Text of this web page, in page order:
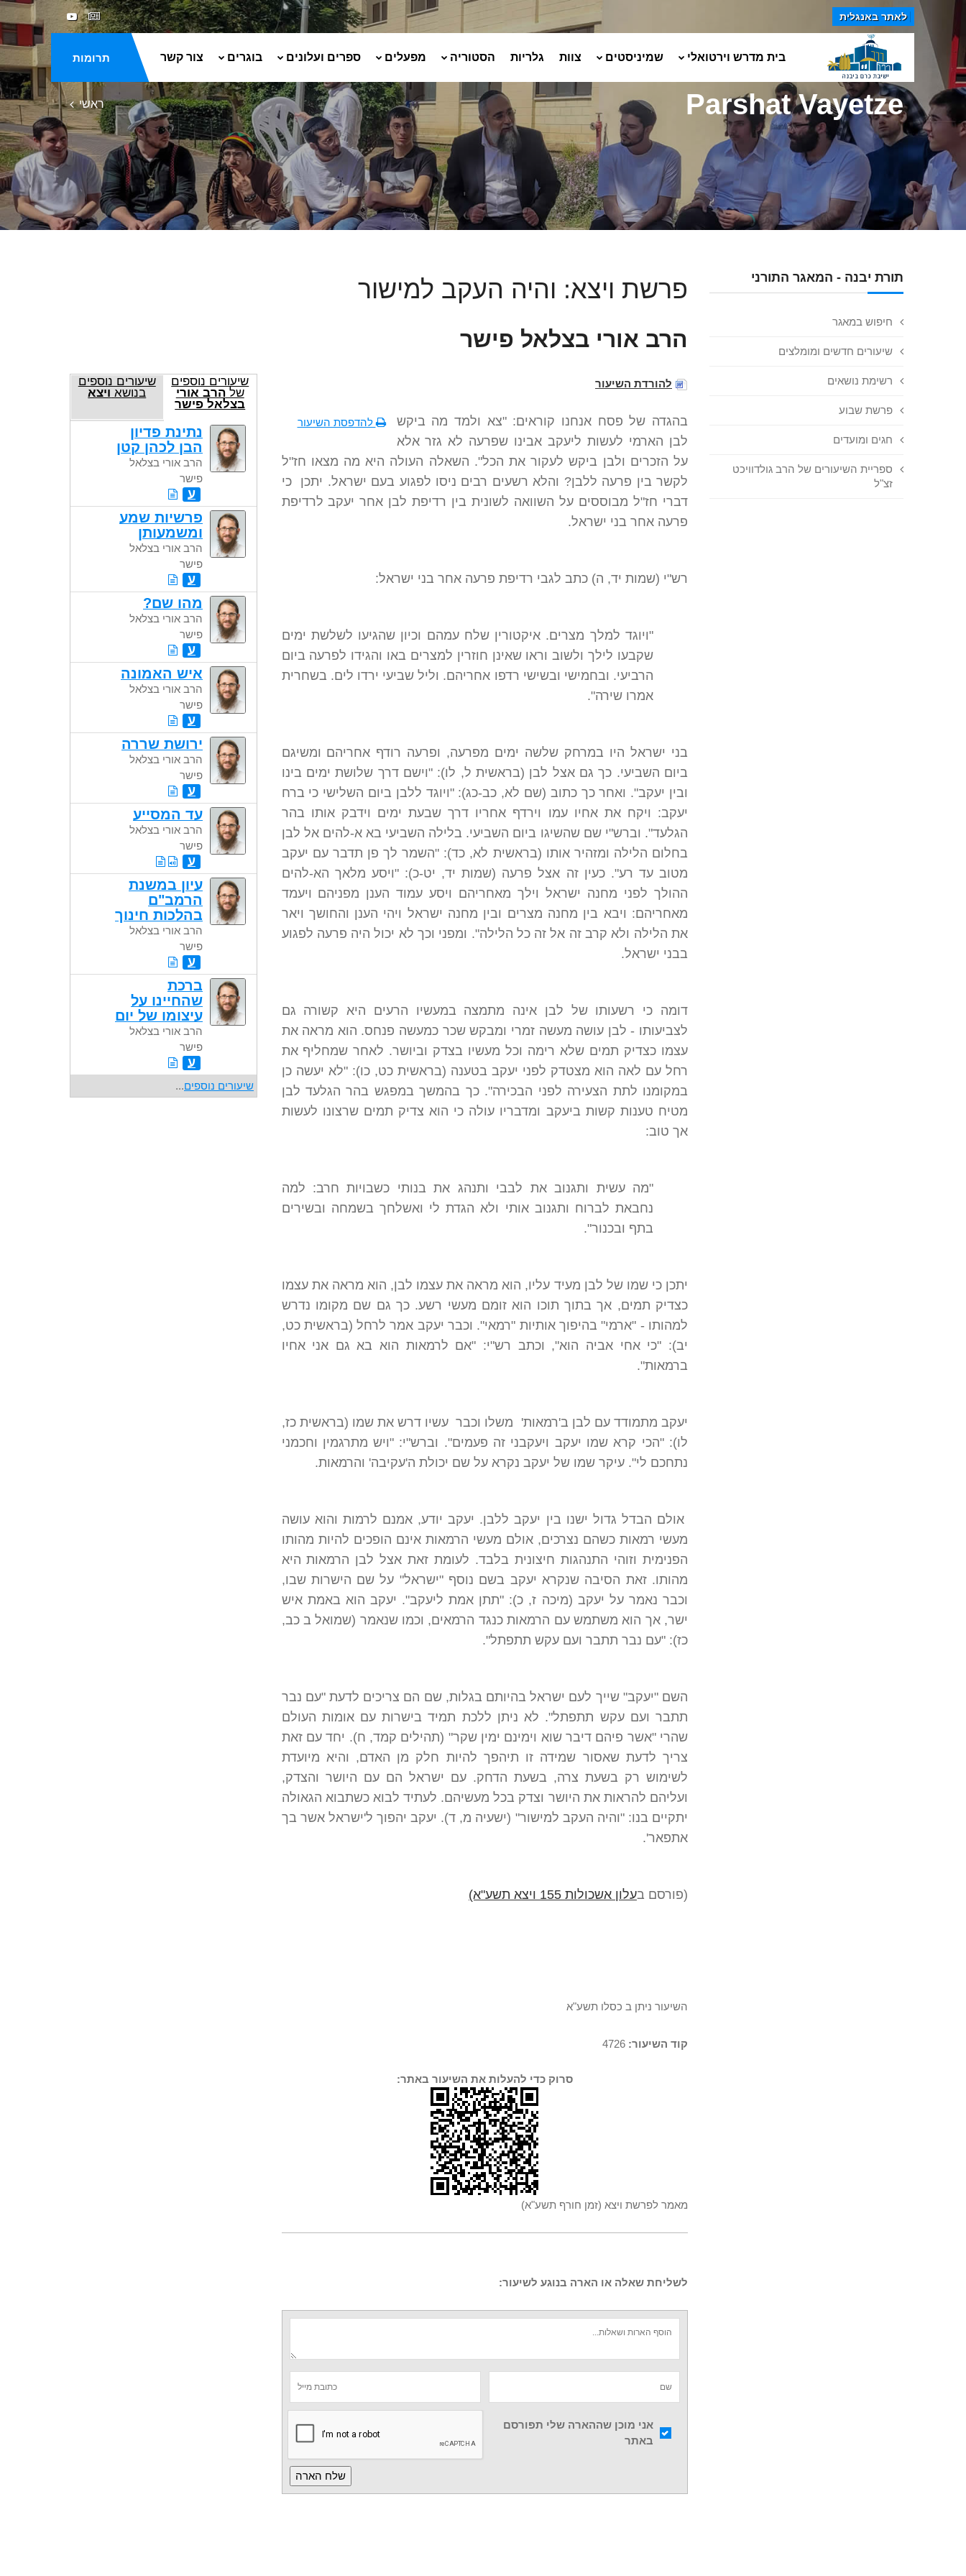
לאתר באנגלית
תרומות בית מדרש וירטואלי שמיניסטים צוות גלריות הסטוריה מפעלים ספרים ועלונים בוגרים צור קשר
Parshat Vayetze ראשי
תורת יבנה - המאגר התורני
חיפוש במאגר
שיעורים חדשים ומומלצים
רשימת נושאים
פרשת שבוע
חגים ומועדים
ספריית השיעורים של הרב גולדוויכט
זצ"ל
פרשת ויצא: והיה העקב למישור
הרב אורי בצלאל פישר
להורדת השיעור
להדפסת השיעור
בהגדה של פסח אנחנו קוראים: "צא ולמד מה ביקש
לבן הארמי לעשות ליעקב אבינו שפרעה לא גזר אלא
על הזכרים ולבן ביקש לעקור את הכל". השאלה העולה היא מה מצאו חז"ל
לקשר בין פרעה ללבן? והלא רשעים רבים ניסו לפגוע בעם ישראל. יתכן כי
דברי חז"ל מבוססים על השוואה לשונית בין רדיפת לבן אחר יעקב לרדיפת
פרעה אחר בני ישראל.
רש"י (שמות יד, ה) כתב לגבי רדיפת פרעה אחר בני ישראל:
"ויוגד למלך מצרים. איקטורין שלח עמהם וכיון שהגיעו לשלשת ימים
שקבעו לילך ולשוב וראו שאינן חוזרין למצרים באו והגידו לפרעה ביום
הרביעי. ובחמישי ובשישי רדפו אחריהם. וליל שביעי ירדו לים. בשחרית
אמרו שירה".
בני ישראל היו במרחק שלשה ימים מפרעה, ופרעה רודף אחריהם ומשיגם
ביום השביעי. כך גם אצל לבן (בראשית ל, לו): "וישם דרך שלושת ימים בינו
ובין יעקב". ואחר כך כתוב (שם לא, כב-כג): "ויוגד ללבן ביום השלישי כי ברח
יעקב: ויקח את אחיו עמו וירדף אחריו דרך שבעת ימים וידבק אותו בהר
הגלעד". וברש"י שם שהשיגו ביום השביעי. בלילה השביעי בא א-להים אל לבן
בחלום הלילה ומזהיר אותו (בראשית לא, כד): "השמר לך פן תדבר עם יעקב
מטוב עד רע". כעין זה אצל פרעה (שמות יד, יט-כ): "ויסע מלאך הא-להים
ההולך לפני מחנה ישראל וילך מאחריהם ויסע עמוד הענן מפניהם ויעמד
מאחריהם: ויבא בין מחנה מצרים ובין מחנה ישראל ויהי הענן והחושך ויאר
את הלילה ולא קרב זה אל זה כל הלילה". ומפני וכך לא יכול היה פרעה לפגוע
בבני ישראל.
דומה כי רשעותו של לבן אינה מתמצה במעשיו הרעים היא קשורה גם
לצביעותו - לבן עושה מעשה זמרי ומבקש שכר כמעשה פנחס. הוא מראה את
עצמו כצדיק תמים שלא רימה וכל מעשיו בצדק וביושר. לאחר שמחליף את
רחל עם לאה הוא מצטדק לפני יעקב בטענה (בראשית כט, כו): "לא יעשה כן
במקומנו לתת הצעירה לפני הבכירה". כך בהמשך במפגש בהר הגלעד לבן
מטיח טענות קשות ביעקב ומדבריו עולה כי הוא צדיק תמים שרצונו לעשות
אך טוב:
"מה עשית ותגנוב את לבבי ותנהג את בנותי כשבויות חרב: למה
נחבאת לברוח ותגנוב אותי ולא הגדת לי ואשלחך בשמחה ובשירים
בתף ובכנור".
יתכן כי שמו של לבן מעיד עליו, הוא מראה את עצמו לבן, הוא מראה את עצמו
כצדיק תמים, אך בתוך תוכו הוא זומם מעשי רשע. כך גם שם מקומו נדרש
למהותו - "ארמי" בהיפוך אותיות "רמאי". וכבר יעקב אמר לרחל (בראשית כט,
יב): "כי אחי אביה הוא", וכתב רש"י: "אם לרמאות הוא בא גם אני אחיו
ברמאות".
יעקב מתמודד עם לבן ב'רמאות' משלו וכבר עשיו דרש את שמו (בראשית כז,
לו): "הכי קרא שמו יעקב ויעקבני זה פעמים". וברש"י: "ויש מתרגמין וחכמני
נתחכם לי". עיקר שמו של יעקב נקרא על שם יכולת ה'עקיבה' והרמאות.
אולם הבדל גדול ישנו בין יעקב ללבן. יעקב יודע, אמנם לרמות והוא עושה
מעשי רמאות כשהם נצרכים, אולם מעשי הרמאות אינם הופכים להיות מהותו
הפנימית וזוהי התנהגות חיצונית בלבד. לעומת זאת אצל לבן הרמאות היא
מהותו. זאת הסיבה שנקרא יעקב בשם נוסף "ישראל" על שם הישרות שבו,
וכבר נאמר על יעקב (מיכה ז, כ): "תתן אמת ליעקב". יעקב הוא באמת איש
ישר, אך הוא משתמש עם הרמאות כנגד הרמאים, וכמו שנאמר (שמואל ב כב,
כז): "עם נבר תתבר ועם עקש תתפתל".
השם "יעקב" שייך לעם ישראל בהיותם בגלות, שם הם צריכים לדעת "עם נבר
תתבר ועם עקש תתפתל". לא ניתן ללכת תמיד בישרות עם אומות העולם
שהרי "אשר פיהם דיבר שוא וימינם ימין שקר" (תהילים קמד, ח). יחד עם זאת
צריך לדעת שאסור שמידה זו תיהפך להיות חלק מן האדם, והיא מיועדת
לשימוש רק בשעת צרה, בשעת הדחק. עם ישראל הם עם היושר והצדק,
ועליהם להראות את היושר וצדק בכל מעשיהם. לעתיד לבוא כשתבוא הגאולה
יתקיים בנו: "והיה העקב למישור" (ישעיה מ, ד). יעקב יהפוך ל'ישראל אשר בך
אתפאר'.
(פורסם בעלון אשכולות 155 ויצא תשע"א)
השיעור ניתן ב כסלו תשע"א
קוד השיעור:
סרוק כדי להעלות את השיעור באתר:
מאמר לפרשת ויצא (זמן חורף תשע"א)
לשליחת שאלה או הארה בנוגע לשיעור:
אני מוכן שההארה שלי תפורסם
באתר
שיעורים נוספים
שלהרב אורי
בצלאל פישר
שיעורים נוספים
בנושא ויצא
נתינת פדיון
הבן לכהן קטן
הרב אורי בצלאל
פישר
ע
פרשיות שמע
ומשמעותן
הרב אורי בצלאל
פישר
ע
מהו שם?
הרב אורי בצלאל
פישר
ע
איש האמונה
הרב אורי בצלאל
פישר
ע
ירושת שררה
הרב אורי בצלאל
פישר
ע
עד המסייע
הרב אורי בצלאל
פישר
ע
עיון במשנת
הרמב"ם
בהלכות חינוך
הרב אורי בצלאל
פישר
ע
ברכת
שהחיינו על
עיצומו של יום
הרב אורי בצלאל
פישר
ע
שיעורים נוספים...